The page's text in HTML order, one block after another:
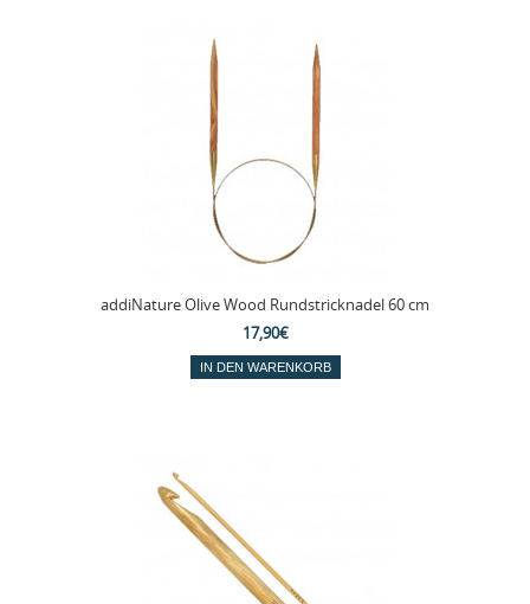
addiNature Olive Wood Rundstricknadel 60 cm
17,90€